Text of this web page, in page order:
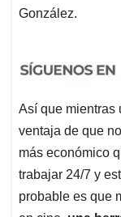
González.
Así que mientras
ventaja de que
más económico
trabajar 24/7 y
probable es que